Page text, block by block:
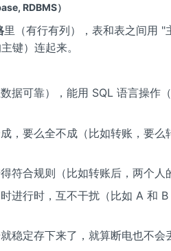
RDBMS）
里（有行有列），表和表之间用 "
键）连起来。
据可靠），能用 SQL 语言操作
，要么全不成（比如转账，要么
符合规则（比如转账后，两个人
进行时，互不干扰（比如 A 和
稳定存下来了，就算断电也不会